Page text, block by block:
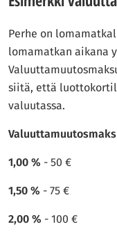
Perhe on
lomamatkan aikana
siitä, että
valuutassa.
1,00 % - 50 €
1,50 % - 75 €
2,00 % - 100 €